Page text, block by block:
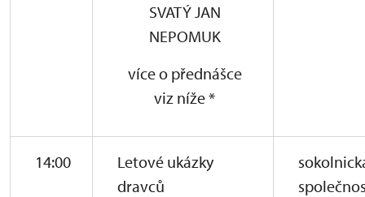
SVATÝ JAN
NEPOMUK
více o přednášce
viz níže *
14:00
Letové ukázky
dravců